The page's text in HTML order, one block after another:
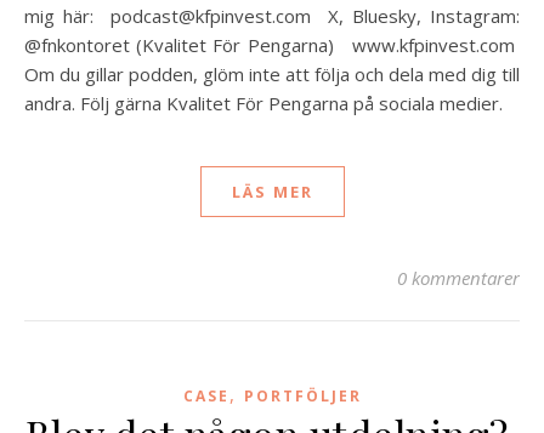
mig här: podcast@kfpinvest.com X, Bluesky, Instagram:
@fnkontoret (Kvalitet För Pengarna) www.kfpinvest.com
Om du gillar podden, glöm inte att följa och dela med dig till
andra. Följ gärna Kvalitet För Pengarna på sociala medier.
LÄS MER
0 kommentarer
CASE , PORTFÖLJER